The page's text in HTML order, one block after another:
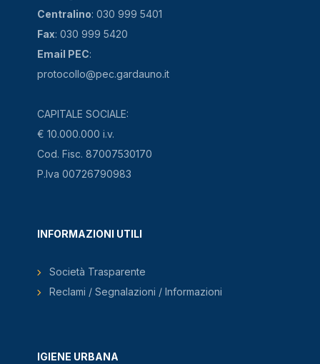
Centralino: 030 999 5401
Fax: 030 999 5420
Email PEC:
protocollo@pec.gardauno.it
CAPITALE SOCIALE:
€ 10.000.000 i.v.
Cod. Fisc. 87007530170
P.Iva 00726790983
IGIENE URBANA
INFORMAZIONI UTILI
Società Trasparente
Reclami / Segnalazioni / Informazioni